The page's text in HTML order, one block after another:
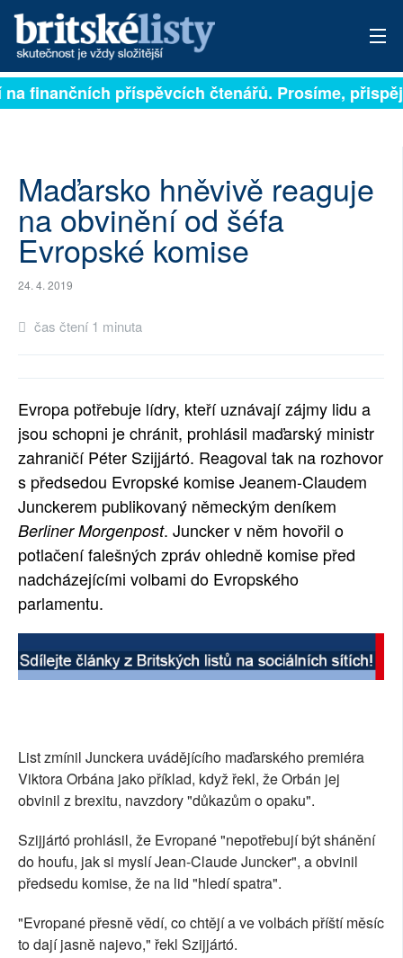
PŘIHLÁSIT
ARCHIV
ROZHOVORY
TÉMATA
SOCIÁLNÍ SÍTĚ
RUBRIKY
PLNÁ VERZE STRÁNEK
finančních příspěvcích čtenářů. Prosíme,
Maďarsko hněvivě reaguje
na obvinění od šéfa
Evropské komise
24. 4. 2019
čas čtení 1 minuta
Evropa potřebuje lídry, kteří uznávají zájmy lidu a
jsou schopni je chránit, prohlásil maďarský ministr
zahraničí Péter Szijjártó. Reagoval tak na rozhovor
s předsedou Evropské komise Jeanem-Claudem
Junckerem publikovaný německým deníkem
Berliner Morgenpost. Juncker v něm hovořil o
potlačení falešných zpráv ohledně komise před
nadcházejícími volbami do Evropského
parlamentu.
List zmínil Junckera uvádějícího maďarského premiéra
Viktora Orbána jako příklad, když řekl, že Orbán jej
obvinil z brexitu, navzdory "důkazům o opaku".
Szijjártó prohlásil, že Evropané "nepotřebují být shánění
do houfu, jak si myslí Jean-Claude Juncker", a obvinil
předsedu komise, že na lid "hledí spatra".
"Evropané přesně vědí, co chtějí a ve volbách příští měsíc
to dají jasně najevo," řekl Szijjártó.